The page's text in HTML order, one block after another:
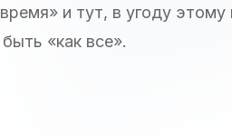
и тут, в угоду
«как все».